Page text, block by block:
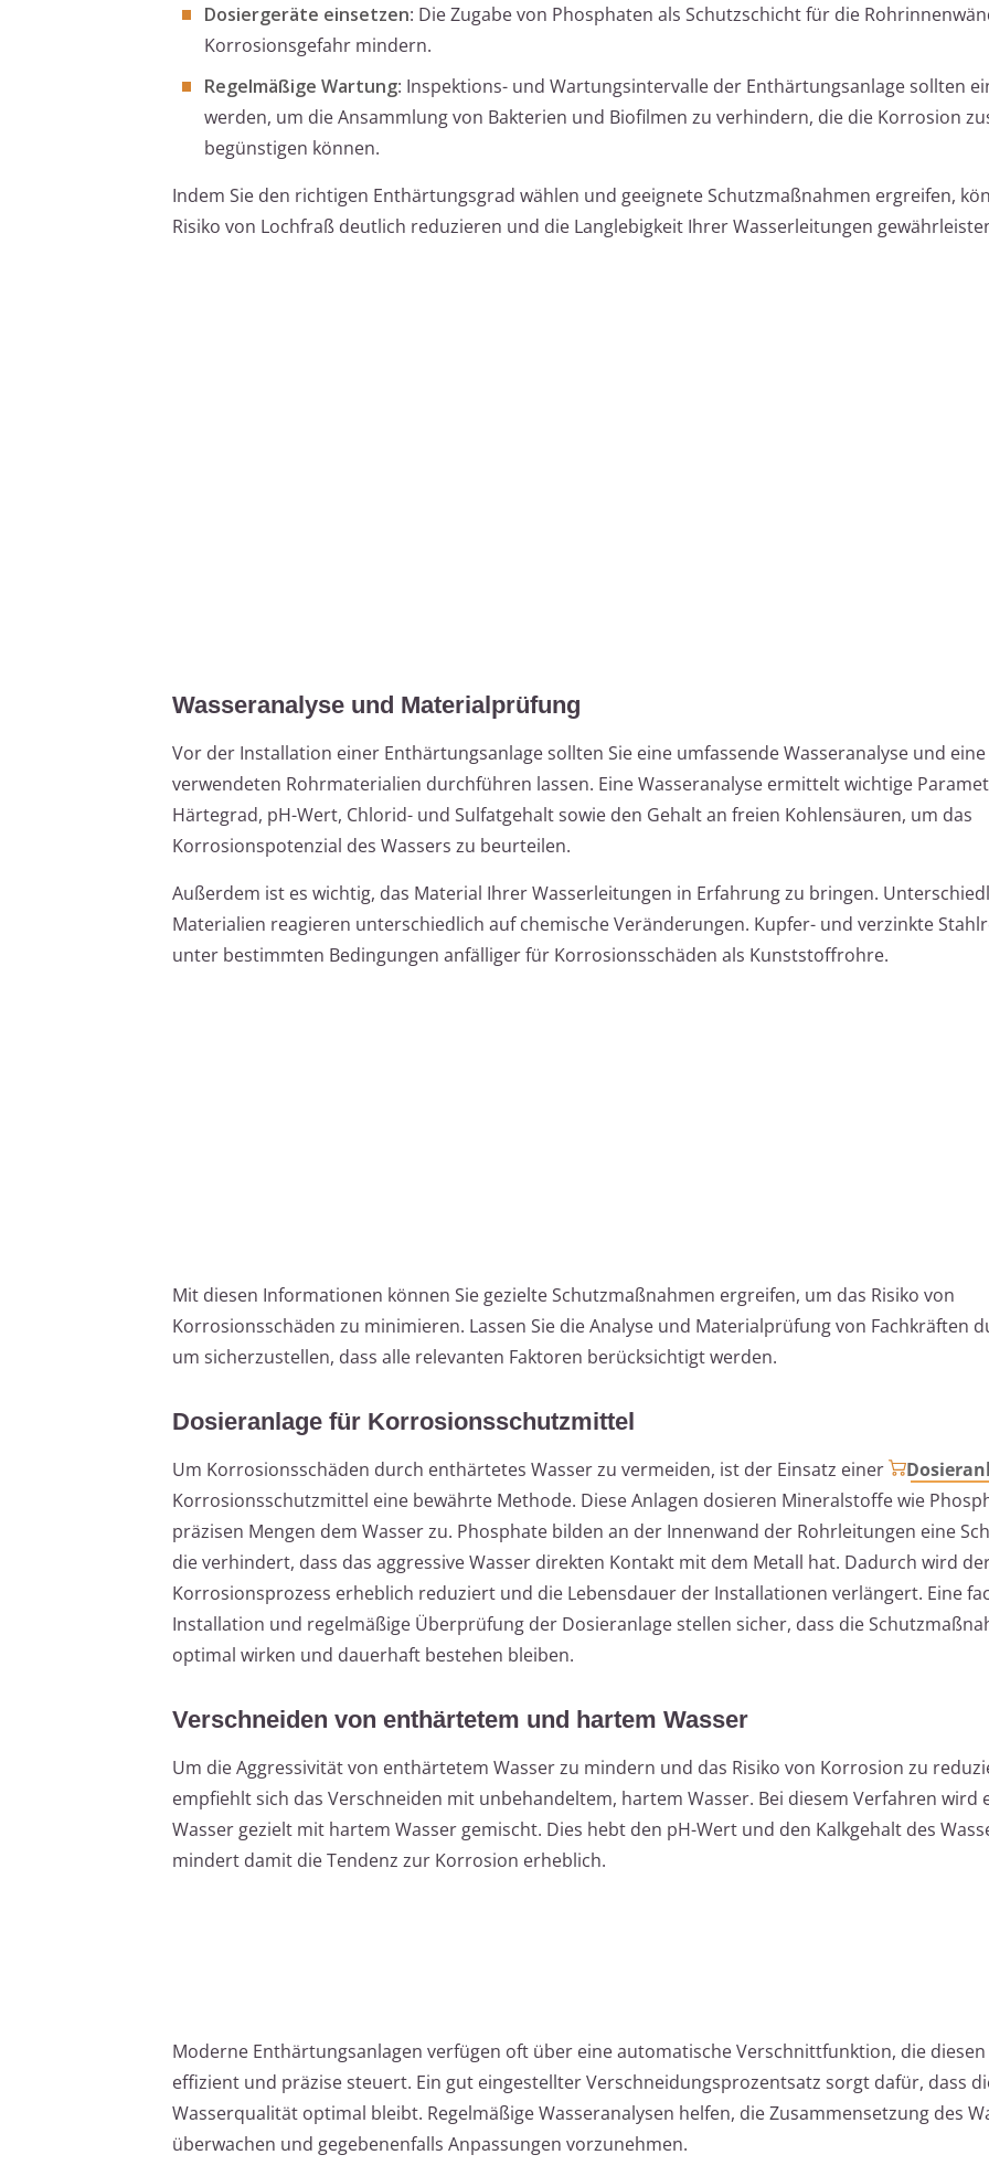
Dosiergeräte einsetzen: Die Zugabe von Phosphaten als Schutzschicht für die
Korrosionsgefahr mindern.
Regelmäßige Wartung: Inspektions- und Wartungsintervalle der Enthärtungsanlage sollten
werden, um die Ansammlung von Bakterien und Biofilmen zu verhindern, die die Korrosion
begünstigen können.
Indem Sie den richtigen Enthärtungsgrad wählen und geeignete Schutzmaßnahmen ergreifen,
Risiko von Lochfraß deutlich reduzieren und die Langlebigkeit Ihrer Wasserleitungen
Wasseranalyse und Materialprüfung
Vor der Installation einer Enthärtungsanlage sollten Sie eine umfassende Wasseranalyse und
verwendeten Rohrmaterialien durchführen lassen. Eine Wasseranalyse ermittelt wichtige
Härtegrad, pH-Wert, Chlorid- und Sulfatgehalt sowie den Gehalt an freien Kohlensäuren, um das
Korrosionspotenzial des Wassers zu beurteilen.
Außerdem ist es wichtig, das Material Ihrer Wasserleitungen in Erfahrung zu bringen.
Materialien reagieren unterschiedlich auf chemische Veränderungen. Kupfer- und verzinkte
unter bestimmten Bedingungen anfälliger für Korrosionsschäden als Kunststoffrohre.
Mit diesen Informationen können Sie gezielte Schutzmaßnahmen ergreifen, um das Risiko von
Korrosionsschäden zu minimieren. Lassen Sie die Analyse und Materialprüfung von Fachkräften
um sicherzustellen, dass alle relevanten Faktoren berücksichtigt werden.
Dosieranlage für Korrosionsschutzmittel
Um Korrosionsschäden durch enthärtetes Wasser zu vermeiden, ist der Einsatz einer
Korrosionsschutzmittel eine bewährte Methode. Diese Anlagen dosieren Mineralstoffe wie
präzisen Mengen dem Wasser zu. Phosphate bilden an der Innenwand der Rohrleitungen eine
die verhindert, dass das aggressive Wasser direkten Kontakt mit dem Metall hat. Dadurch wird
Korrosionsprozess erheblich reduziert und die Lebensdauer der Installationen verlängert. Eine
Installation und regelmäßige Überprüfung der Dosieranlage stellen sicher, dass die
optimal wirken und dauerhaft bestehen bleiben.
Verschneiden von enthärtetem und hartem Wasser
Um die Aggressivität von enthärtetem Wasser zu mindern und das Risiko von Korrosion zu
empfiehlt sich das Verschneiden mit unbehandeltem, hartem Wasser. Bei diesem Verfahren wird
Wasser gezielt mit hartem Wasser gemischt. Dies hebt den pH-Wert und den Kalkgehalt des
mindert damit die Tendenz zur Korrosion erheblich.
Moderne Enthärtungsanlagen verfügen oft über eine automatische Verschnittfunktion, die diesen
effizient und präzise steuert. Ein gut eingestellter Verschneidungsprozentsatz sorgt dafür, dass
Wasserqualität optimal bleibt. Regelmäßige Wasseranalysen helfen, die Zusammensetzung des
überwachen und gegebenenfalls Anpassungen vorzunehmen.